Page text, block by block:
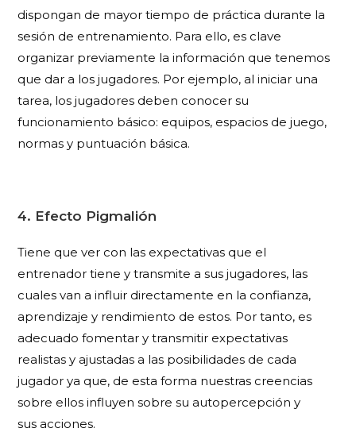
dispongan de mayor tiempo de práctica durante la
sesión de entrenamiento. Para ello, es clave
organizar previamente la información que tenemos
que dar a los jugadores. Por ejemplo, al iniciar una
tarea, los jugadores deben conocer su
funcionamiento básico: equipos, espacios de juego,
normas y puntuación básica.
4. Efecto Pigmalión
Tiene que ver con las expectativas que el
entrenador tiene y transmite a sus jugadores, las
cuales van a influir directamente en la confianza,
aprendizaje y rendimiento de estos. Por tanto, es
adecuado fomentar y transmitir expectativas
realistas y ajustadas a las posibilidades de cada
jugador ya que, de esta forma nuestras creencias
sobre ellos influyen sobre su autopercepción y
sus acciones.